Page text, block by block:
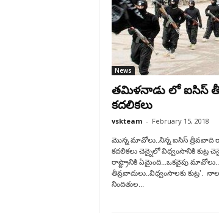
News
తమిళనాడు లో ఐసిస్‌
కదలికలు
vskteam - February 15, 2018
మొన్న మావోలు..నిన్న ఐసిస్‌ త్రీవవాది
కదలికలు చెన్నైలో విధ్వంసానికి కుట్ర
రాష్ట్రానికి ఏమైంది...ఒకవైపు
తీవ్రవాదులు..విధ్వంసాలకు కుట్ర’.
నిందితుల...